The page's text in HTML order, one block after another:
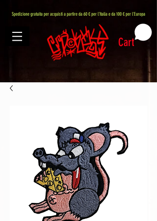
Spedizione gratuita per acquisti a partire da 60 € per l'Italia e da 100 € per l'Europa
Cart